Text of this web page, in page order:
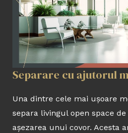
Separare cu ajutorul
Una dintre cele mai ușoare
separa livingul open space
așezarea unui covor. Acesta